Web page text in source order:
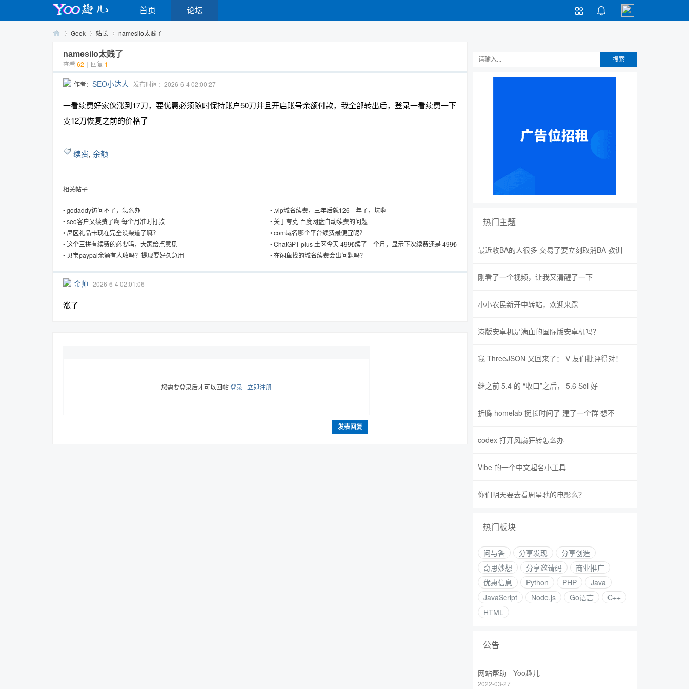


首页 论坛
Geek 站长 namesilo太贱了
namesilo太贱了
查看 62 | 回复 1
作者： SEO小达人 发布时间：2026-6-4 02:00:27
一看续费好家伙涨到17刀，要优惠必须随时保持账户50刀并且开启账号余额付款，我全部转出后，登录一看续费一下
变12刀恢复之前的价格了
续费, 余额
相关帖子
•godaddy访问不了，怎么办 • .vip域名续费，三年后就126一年了，坑啊
•seo客户又续费了啊 每个月准时打款 •关于夸克 百度网盘自动续费的问题
• 尼区礼品卡现在完全没渠道了嘛？ •com域名哪个平台续费最便宜呢？
•这个三拼有续费的必要吗，大家给点意见 •ChatGPT plus 土区今天 499₺续了一个月，显示下次续费还是 499₺
• 贝宝paypal余额有人收吗？提现要好久急用 •在闲鱼找的域名续费会出问题吗？
金帅 2026-6-4 02:01:06
涨了
您需要登录后才可以回帖登录 | 立即注册
发表回复
搜索
热门主题
最近收BA的人很多 交易了要立刻取消BA 教训
刚看了一个视频，让我又清醒了一下
小小农民新开中转站，欢迎来踩
港版安卓机是满血的国际版安卓机吗？
我 ThreeJSON 又回来了： V 友们批评得对！
继之前 5.4 的 “收口”之后， 5.6 Sol 好
折腾 homelab 挺长时间了 建了一个群 想不
codex 打开风扇狂转怎么办
Vibe 的一个中文起名小工具
你们明天要去看周星驰的电影么？
热门板块
问与答 分享发现
分享创造
奇思妙想
分享邀请码
商业推广
优惠信息
Python PHP
Java
JavaScript
Node.js Go语言
C++
HTML
公告
网站帮助 - Yoo趣儿
2022-03-27